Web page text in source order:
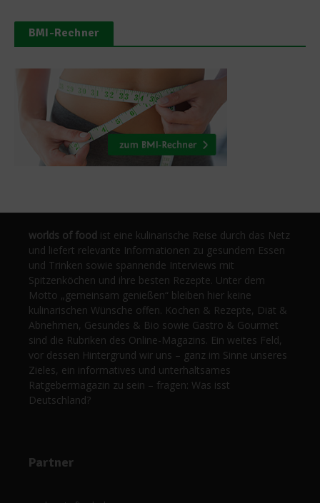
BMI-Rechner
worlds of food ist eine kulinarische Reise durch das Netz
und liefert relevante Informationen zu gesundem Essen
und Trinken sowie spannende Interviews mit
Spitzenköchen und ihre besten Rezepte. Unter dem
Motto „gemeinsam genießen“ bleiben hier keine
kulinarischen Wünsche offen. Kochen & Rezepte, Diät &
Abnehmen, Gesundes & Bio sowie Gastro & Gourmet
sind die Rubriken des Online-Magazins. Ein weites Feld,
vor dessen Hintergrund wir uns – ganz im Sinne unseres
Zieles, ein informatives und unterhaltsames
Ratgebermagazin zu sein – fragen: Was isst
Deutschland?
Partner